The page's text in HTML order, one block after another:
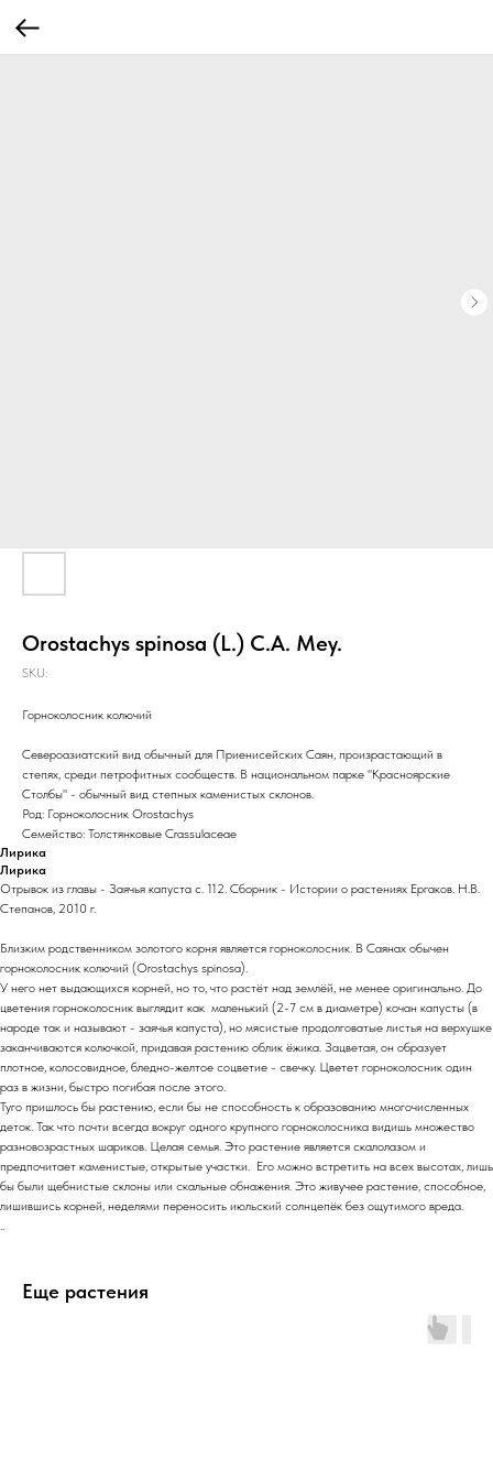
Orostachys spinosa (L.) C.A. Mey.
SKU:
Горноколосник колючий
Североазиатский вид обычный для Приенисейских Саян, произрастающий в
степях, среди петрофитных сообществ. В национальном парке "Красноярские
Столбы" - обычный вид степных каменистых склонов.
Род: Горноколосник Orostachys
Семейство: Толстянковые Crassulaceae
Лирика
Лирика
Отрывок из главы - Заячья капуста с. 112. Сборник - Истории о растениях Ергаков. Н.В.
Степанов, 2010 г.
Близким родственником золотого корня является горноколосник. В Саянах обычен
горноколосник колючий (Orostachys spinosa).
У него нет выдающихся корней, но то, что растёт над землёй, не менее оригинально. До
цветения горноколосник выглядит как маленький (2-7 см в диаметре) кочан капусты (в
народе так и называют - заячья капуста), но мясистые продолговатые листья на верхушке
заканчиваются колючкой, придавая растению облик ёжика. Зацветая, он образует
плотное, колосовидное, бледно-желтое соцветие - свечку. Цветет горноколосник один
раз в жизни, быстро погибая после этого.
Туго пришлось бы растению, если бы не способность к образованию многочисленных
деток. Так что почти всегда вокруг одного крупного горноколосника видишь множество
разновозрастных шариков. Целая семья. Это растение является скалолазом и
предпочитает каменистые, открытые участки. Его можно встретить на всех высотах, лишь
бы были щебнистые склоны или скальные обнажения. Это живучее растение, способное,
лишившись корней, неделями переносить июльский солнцепёк без ощутимого вреда.
..
Еще растения